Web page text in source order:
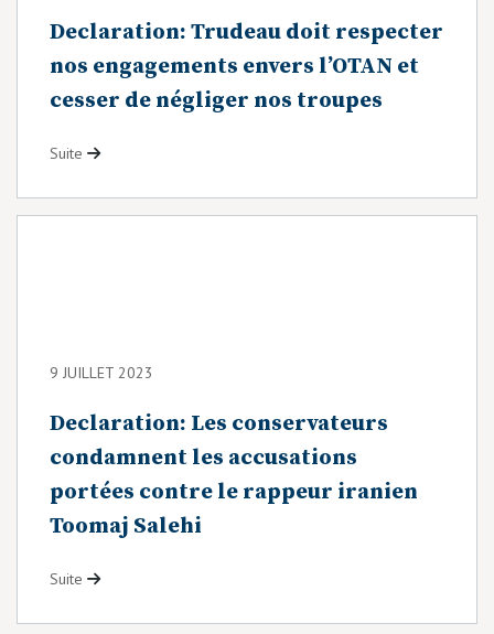
Declaration: Trudeau doit respecter
nos engagements envers l’OTAN et
cesser de négliger nos troupes
Suite
9 JUILLET 2023
Declaration: Les conservateurs
condamnent les accusations
portées contre le rappeur iranien
Toomaj Salehi
Suite